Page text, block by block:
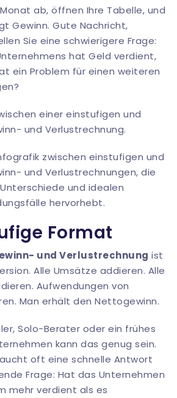
ab, öffnen Ihre Tabelle, und
Gewinn. Gute Nachricht,
Sie eine schwierigere Frage:
hat Geld verdient,
ein Problem für einen weiteren
einer einstufigen und
und Verlustrechnung.
Format
und Verlustrechnung ist
Alle Umsätze addieren. Alle
Aufwendungen von
Man erhält den Nettogewinn.
Solo-Berater oder ein frühes
kann das genug sein.
oft eine schnelle Antwort
Frage: Hat das Unternehmen
mehr verdient als es